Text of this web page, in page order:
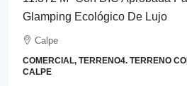
Glamping Ecológico De Lujo
Calpe
COMERCIAL, TERRENO4. TERRENO
CALPE